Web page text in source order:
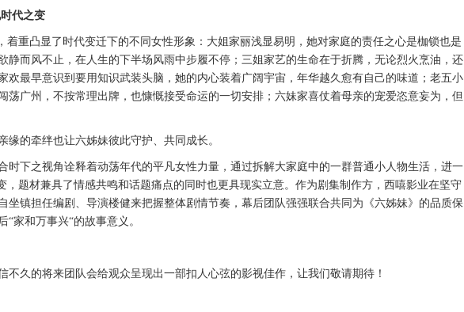
代之变
着重凸显了时代变迁下的不同女性形象：大姐家丽浅显易明，她对家庭的责任之心是枷锁也是
静而风不止，在人生的下半场风雨中步履不停；三姐家艺的生命在于折腾，无论烈火烹油，还
欢最早意识到要用知识武装头脑，她的内心装着广阔宇宙，年华越久愈有自己的味道；老五小
荡广州，不按常理出牌，也慷慨接受命运的一切安排；六妹家喜仗着母亲的宠爱恣意妄为，但
的牵绊也让六姊妹彼此守护、共同成长。
时下之视角诠释着动荡年代的平凡女性力量，通过拆解大家庭中的一群普通小人物生活，进一
，题材兼具了情感共鸣和话题痛点的同时也更具现实立意。作为剧集制作方，西嘻影业在坚守
坐镇担任编剧、导演楼健来把握整体剧情节奏，幕后团队强强联合共同为《六姊妹》的品质保
家和万事兴“的故事意义。
不久的将来团队会给观众呈现出一部扣人心弦的影视佳作，让我们敬请期待！